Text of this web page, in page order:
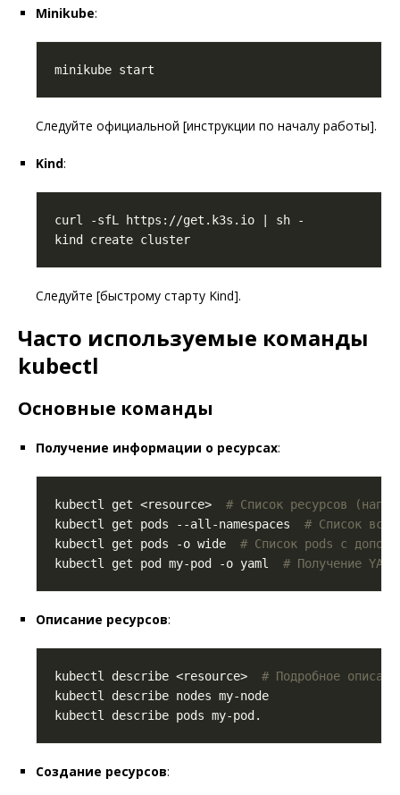
Minikube:
Следуйте официальной [инструкции по началу работы].
Kind:
Следуйте [быстрому старту Kind].
Часто используемые команды
kubectl
Основные команды
Получение информации о ресурсах:
kubectl get <resource> # Список ресурсов
kubectl get pods --all-namespaces # Список
kubectl get pods -o wide # Список pods с
kubectl get pod my-pod -o yaml # Получение
Описание ресурсов:
kubectl describe <resource> # Подробное
Создание ресурсов: